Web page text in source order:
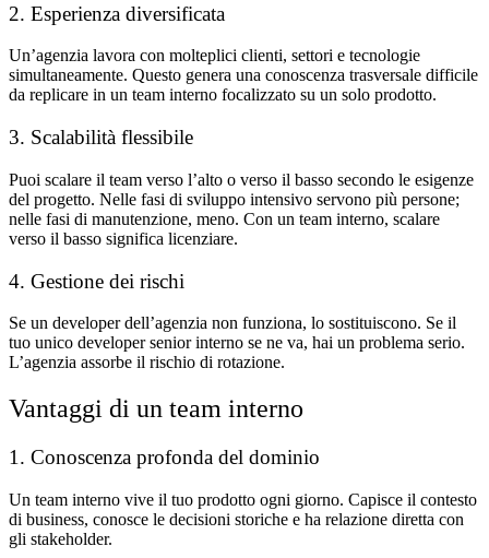
2. Esperienza diversificata
Un’agenzia lavora con molteplici clienti, settori e tecnologie
simultaneamente. Questo genera una conoscenza trasversale difficile
da replicare in un team interno focalizzato su un solo prodotto.
3. Scalabilità flessibile
Puoi scalare il team verso l’alto o verso il basso secondo le esigenze
del progetto. Nelle fasi di sviluppo intensivo servono più persone;
nelle fasi di manutenzione, meno. Con un team interno, scalare
verso il basso significa licenziare.
4. Gestione dei rischi
Se un developer dell’agenzia non funziona, lo sostituiscono. Se il
tuo unico developer senior interno se ne va, hai un problema serio.
L’agenzia assorbe il rischio di rotazione.
Vantaggi di un team interno
1. Conoscenza profonda del dominio
Un team interno vive il tuo prodotto ogni giorno. Capisce il contesto
di business, conosce le decisioni storiche e ha relazione diretta con
gli stakeholder.